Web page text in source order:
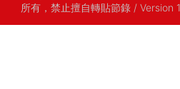
所有，禁止擅自轉貼節錄 / Version